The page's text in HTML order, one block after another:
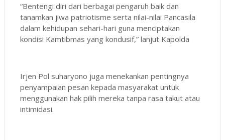
“Bentengi diri dari berbagai pengaruh baik dan
tanamkan jiwa patriotisme serta nilai-nilai Pancasila
dalam kehidupan sehari-hari guna menciptakan
kondisi Kamtibmas yang kondusif,” lanjut Kapolda
Irjen Pol suharyono juga menekankan pentingnya
penyampaian pesan kepada masyarakat untuk
menggunakan hak pilih mereka tanpa rasa takut atau
intimidasi.